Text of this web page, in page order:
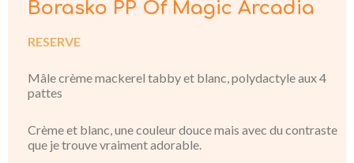
Borasko PP Of Magic Arcadia
RESERVE
Mâle crème mackerel tabby et blanc, polydactyle aux 4
pattes
Crème et blanc, une couleur douce mais avec du contraste
que je trouve vraiment adorable.